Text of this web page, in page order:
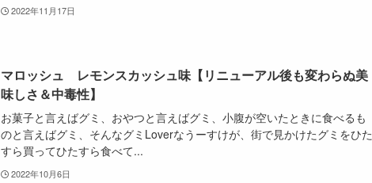
2022年11月17日
マロッシュ レモンスカッシュ味【リニューアル後も変わらぬ美
味しさ＆中毒性】
お菓子と言えばグミ、おやつと言えばグミ、小腹が空いたときに食べるも
のと言えばグミ、そんなグミLoverなうーすけが、街で見かけたグミをひた
すら買ってひたすら食べて...
2022年10月6日